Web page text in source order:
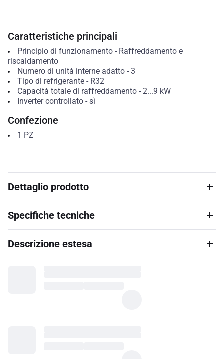
Caratteristiche principali
Principio di funzionamento- Raffreddamento e
riscaldamento
Numero di unità interne adatto- 3
Tipo di refrigerante- R32
Capacità totale di raffreddamento- 2...9 kW
Inverter controllato- sì
Confezione
1 PZ
Dettaglio prodotto
Specifiche tecniche
Descrizione estesa